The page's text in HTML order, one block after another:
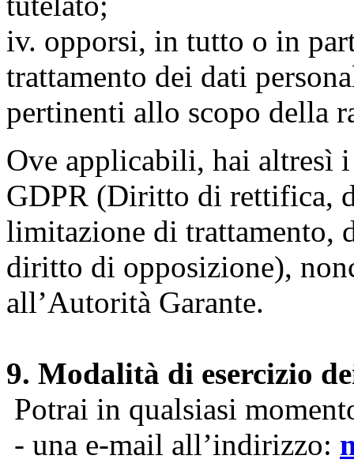
iv. opporsi, in tutto o in
trattamento dei dati
pertinenti allo scopo della
Ove applicabili, hai
GDPR (Diritto di rettifica,
limitazione di trattamento,
diritto di opposizione),
all’Autorità Garante.
9. Modalità di esercizio
Potrai in qualsiasi
- una e-mail all’indirizzo: